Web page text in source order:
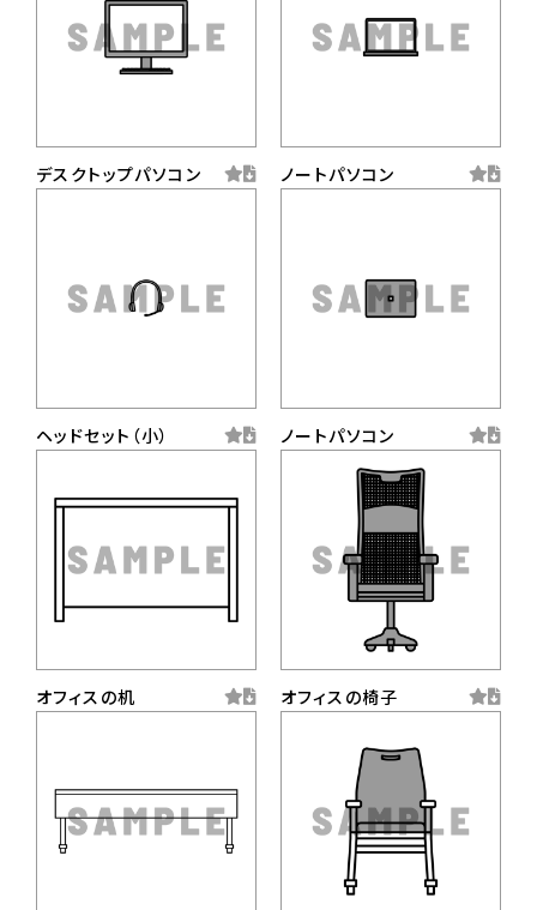
デスクトップパソコン ノートパソコン
ヘッドセット（小） ノートパソコン
オフィスの机 オフィスの椅子